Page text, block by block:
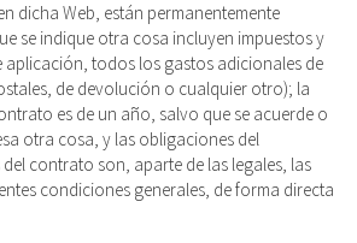
dicha Web, están permanentemente
se indique otra cosa incluyen impuestos y
aplicación, todos los gastos adicionales de
de devolución o cualquier otro); la
es de un año, salvo que se acuerde o
otra cosa, y las obligaciones del
contrato son, aparte de las legales, las
condiciones generales, de forma directa